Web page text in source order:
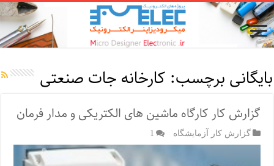
بایگانی برچسب: کارخانه جات صنعتی
گزارش کار کارگاه ماشین های الکتریکی و مدار فرمان
گزارش کار آزمایشگاه 1